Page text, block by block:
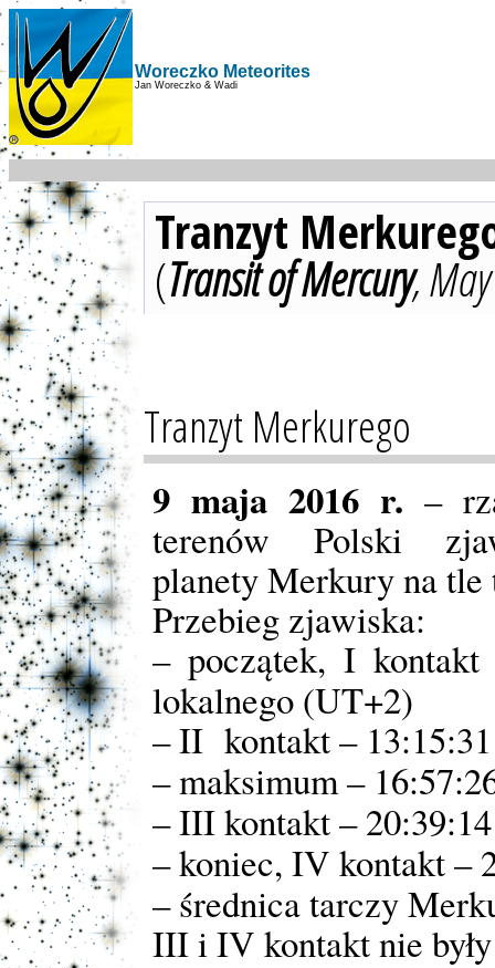
Woreczko Meteorites
Jan Woreczko & Wadi
Tranzyt
(Transit of Mercury,
Tranzyt Merkurego
9 maja 2016 r. –
terenów Polski
planety Merkury na tle
Przebieg zjawiska:
– początek, I
lokalnego (UT+2)
– II kontakt– 13:15:31
– maksimum–
– III kontakt– 20:39:14
– koniec, IV kontakt–
– średnica tarczy
III i IV kontakt nie